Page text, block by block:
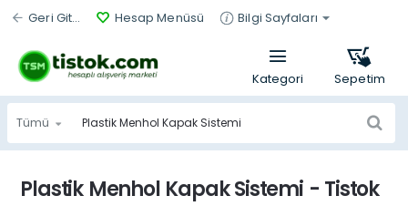
Geri Git... Hesap Menüsü Bilgi Sayfaları
Tümü
Ürün
bul...
Plastik Menhol Kapak Sistemi - Tistok